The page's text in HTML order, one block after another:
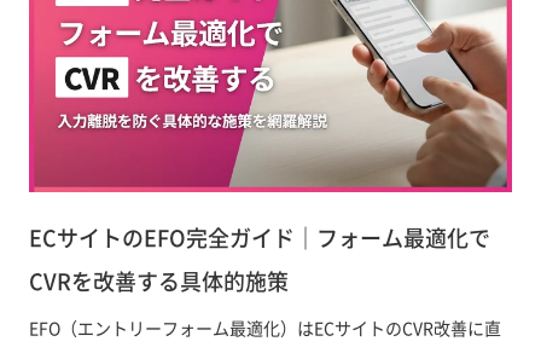
ECサイトのEFO完全ガイド｜フォーム最適化で
CVRを改善する具体的施策
EFO（エントリーフォーム最適化）はECサイトのCVR改善に直